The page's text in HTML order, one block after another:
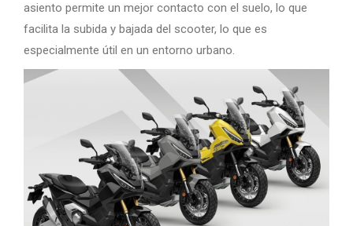
asiento permite un mejor contacto con el suelo, lo que
facilita la subida y bajada del scooter, lo que es
especialmente útil en un entorno urbano.